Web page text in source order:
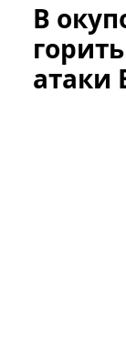
В
атаки